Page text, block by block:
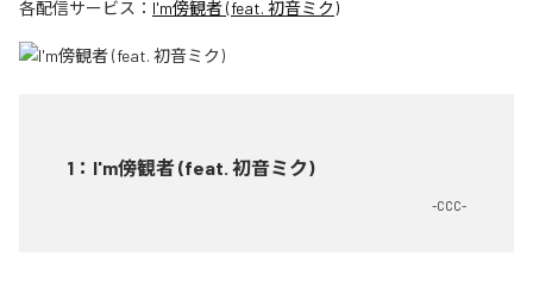
各配信サービス： I'm傍観者 (feat. 初音ミク)
1 ： I'm傍観者 (feat. 初音ミク)
-CCC-